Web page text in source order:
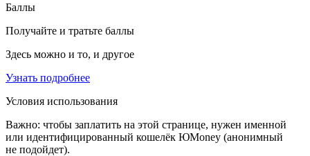
Баллы
Получайте и тратьте баллы
Здесь можно и то, и другое
Узнать подробнее
Условия использования
Важно: чтобы заплатить на этой странице, нужен именной
или идентифицированный кошелёк ЮMoney (анонимный
не подойдет).